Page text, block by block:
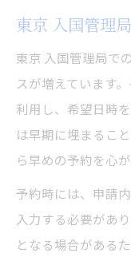
東京 入国管理
東京 入国管理局で
スが増えています
利用し、希望日時
は早期に埋まるこ
ら早めの予約を心
予約時には、申請
入力する必要があ
となる場合がある